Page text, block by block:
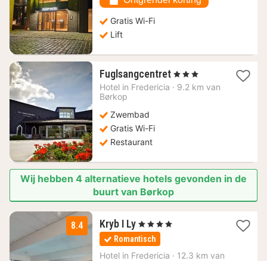
€
Gratis Wi-Fi
Lift
Fuglsangcentret 1
nacht
, 3 Sterren
Hotel in Fredericia · 9.2 km van
Børkop
Zwembad
Gratis Wi-Fi
Restaurant
Wij hebben 4 alternatieve hotels gevonden in de
buurt van Børkop
8.4 Kryb I Ly 1
nacht
vanaf
132,31
, 4 Sterren
Romantisch
Hotel in Fredericia · 12.3 km van